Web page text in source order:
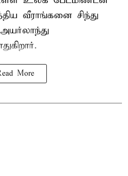
வீராங்கனை சிந்து
More